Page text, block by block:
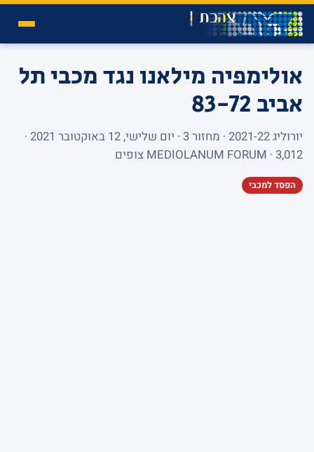
אולימפיה מילאנו נגד מכבי תל
אביב 83-72
יורוליג 2021-22 · מחזור 3 · יום שלישי, 12 באוקטובר 2021 ·
MEDIOLANUM FORUM · 3,012 צופים
הפסד למכבי